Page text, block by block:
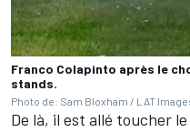
Franco Colapinto après le
stands.
Photo de: Sam Bloxham / LAT
De là, il est allé toucher